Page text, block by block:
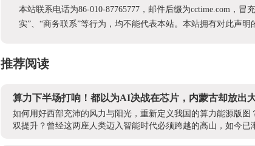
本站联系电话为86-010-87765777，邮件后缀为cctime.com，
实”、“商务联系”等行为，均不能代表本站。本站拥有对此声明
推荐阅读
算力下半场打响！都以为AI决战在芯片，内蒙古却放出
如何用好西部充沛的风力与阳光，重新定义我国的算力能源版
双提升？曾经这两座人类迈入智能时代必须跨越的高山，如今已